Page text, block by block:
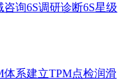
咨询6S调研诊断6S星级
体系建立TPM点检润滑